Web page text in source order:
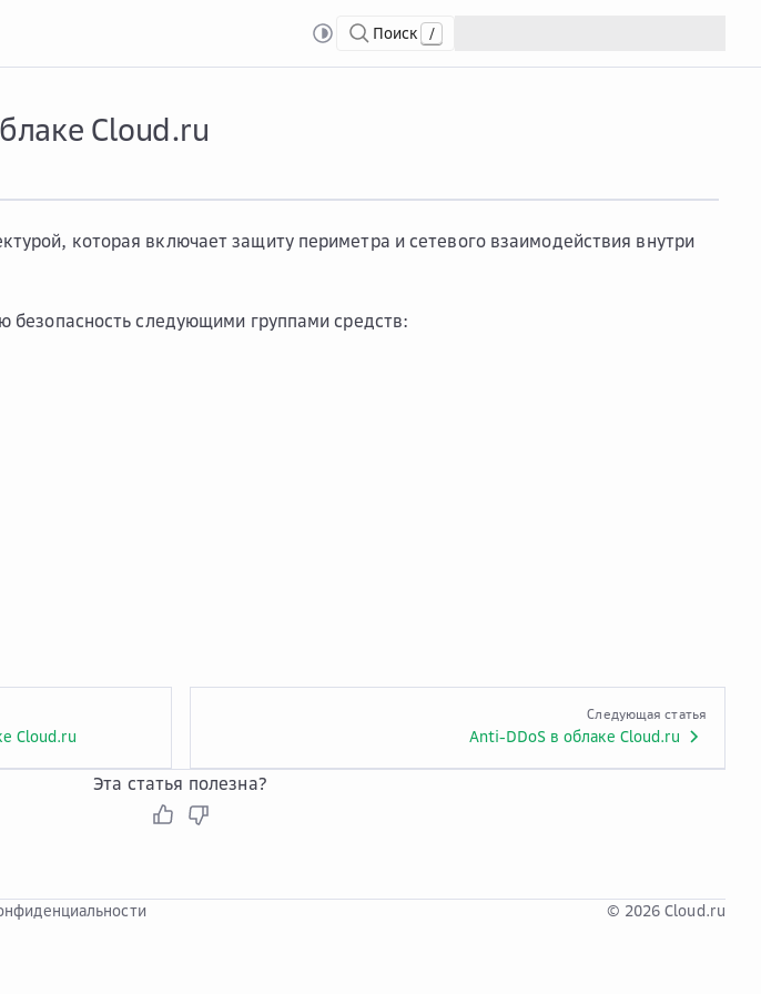
Поиск /
Cloud.ru
которая включает защиту периметра и сетевого взаимодействия внутри
безопасность следующими группами средств:
Cloud.ru
Следующая статья
Anti-DDoS в облаке Cloud.ru
Эта статья полезна?
© 2026 Cloud.ru